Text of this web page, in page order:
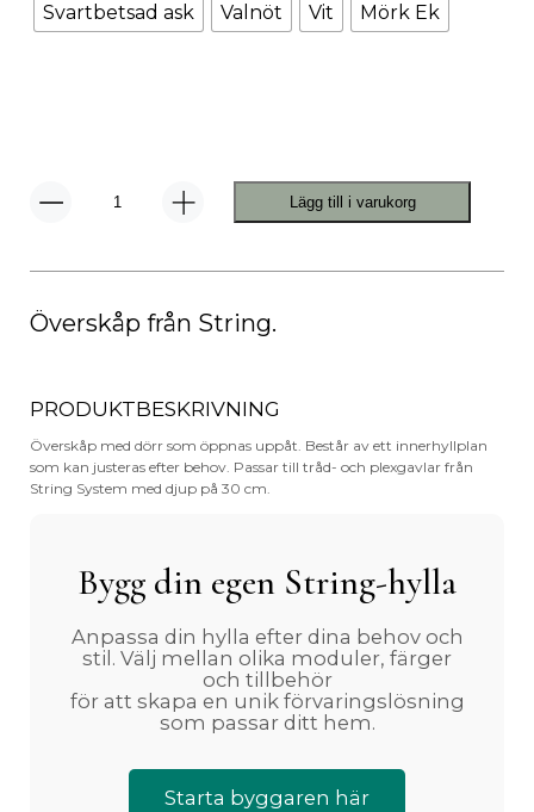
Svartbetsad ask Valnöt Vit Mörk Ek
String
30
cm
Lägg till i varukorg
Överskåp från String.
PRODUKTBESKRIVNING
Överskåp med dörr som öppnas uppåt. Består av ett innerhyllplan
som kan justeras efter behov. Passar till tråd- och plexgavlar från
String System med djup på 30 cm.
Bygg din egen String-hylla
Anpassa din hylla efter dina behov och
stil. Välj mellan olika moduler, färger
och tillbehör
för att skapa en unik förvaringslösning
som passar ditt hem.
Starta byggaren här